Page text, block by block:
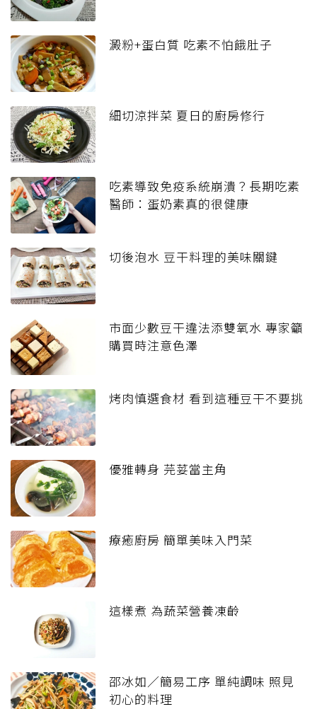
澱粉+蛋白質 吃素不怕餓肚子
細切涼拌菜 夏日的廚房修行
吃素導致免疫系統崩潰？長期吃素
醫師：蛋奶素真的很健康
切後泡水 豆干料理的美味關鍵
市面少數豆干違法添雙氧水 專家籲
購買時注意色澤
烤肉慎選食材 看到這種豆干不要挑
優雅轉身 芫荽當主角
療癒廚房 簡單美味入門菜
這樣煮 為蔬菜營養凍齡
邵冰如／簡易工序 單純調味 照見
初心的料理